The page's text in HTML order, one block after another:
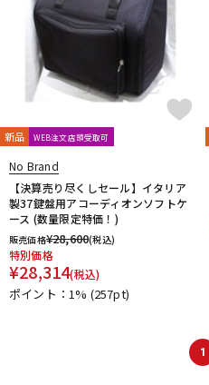
新品 WEB注文店頭受取可
No Brand
【決算売り尽くしセール】イタリア
製37鍵盤用アコーディオンソフトケ
ース (数量限定特価！)
販売価格¥28,600(税込)
特別価格
¥28,314(税込)
ポイント：1% (257pt)
1